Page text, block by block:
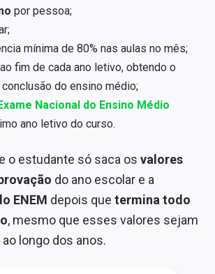
por pessoa;
mínima de 80% nas aulas no mês;
fim de cada ano letivo, obtendo o
do ensino médio;
Exame Nacional do Ensino Médio
ano letivo do curso.
o estudante só saca os valores
do ano escolar e a
ENEM depois que termina todo
, mesmo que esses valores sejam
longo dos anos.